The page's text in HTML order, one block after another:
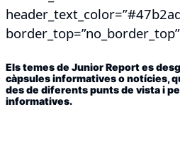
Els temes de Junior Report es
càpsules informatives o notícies,
des de diferents punts de vista i
informatives.